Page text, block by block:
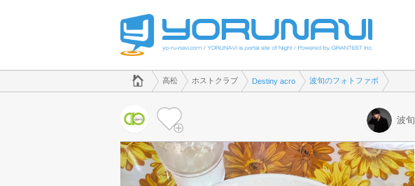
でホストクラブのことなら、ホストクラブ Destiny acro([kana])
香川県版
高松 ホストクラブ Destiny acro 波旬のフォトファボ
波旬